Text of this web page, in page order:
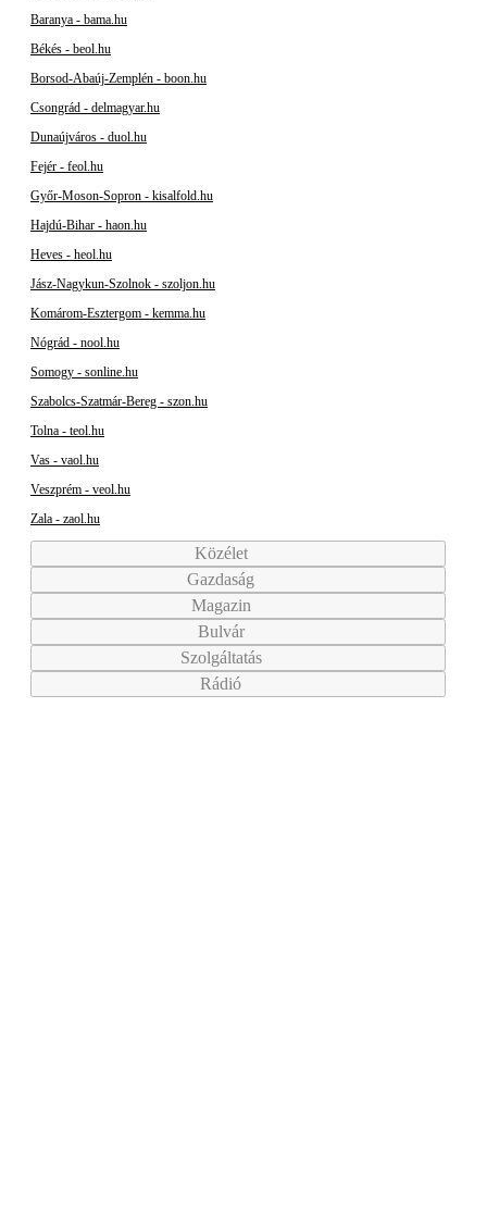
Baranya - bama.hu
Békés - beol.hu
Borsod-Abaúj-Zemplén - boon.hu
Csongrád - delmagyar.hu
Dunaújváros - duol.hu
Fejér - feol.hu
Győr-Moson-Sopron - kisalfold.hu
Hajdú-Bihar - haon.hu
Heves - heol.hu
Jász-Nagykun-Szolnok - szoljon.hu
Komárom-Esztergom - kemma.hu
Nógrád - nool.hu
Somogy - sonline.hu
Szabolcs-Szatmár-Bereg - szon.hu
Tolna - teol.hu
Vas - vaol.hu
Veszprém - veol.hu
Zala - zaol.hu
Közélet
Gazdaság
Magazin
Bulvár
Szolgáltatás
Rádió